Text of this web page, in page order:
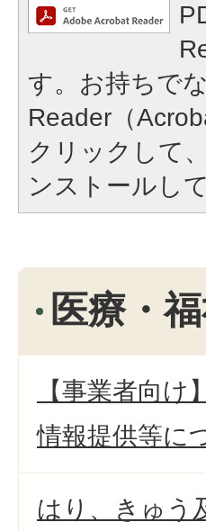
す。お持ちで
Reader（
クリックして
ンストールし
医療・
【事業者向
情報提供等に
はり、きゅう